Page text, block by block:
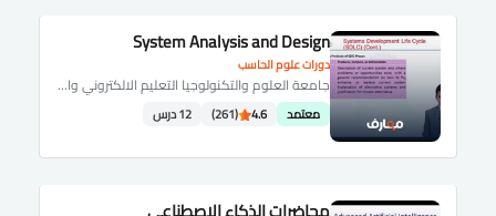
دورات علوم الحاسب
System Analysis and Design
جامعة العلوم والتكنولوجيا التعليم الالكتروني والتعلم عن بُعد
معتمد 4.6
(261) 12 درس